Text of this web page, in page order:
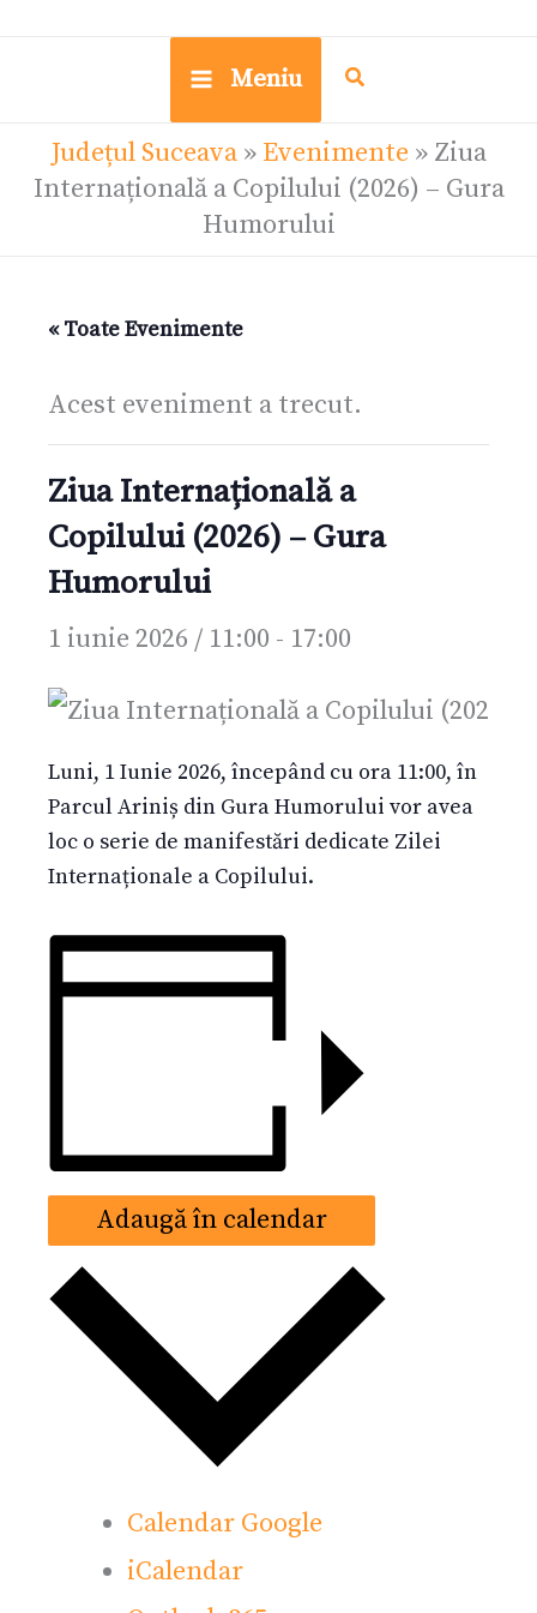
Meniu
Județul Suceava» Evenimente » Ziua
Internațională a Copilului (2026) – Gura
Humorului
« Toate Evenimente
Acest eveniment a trecut.
Ziua Internațională a
Copilului (2026) – Gura
Humorului
1 iunie 2026 / 11:00 - 17:00
Luni, 1 Iunie 2026, începând cu ora 11:00, în
Parcul Ariniș din Gura Humorului vor avea
loc o serie de manifestări dedicate Zilei
Internaționale a Copilului.
Adaugă în calendar
Calendar Google
iCalendar